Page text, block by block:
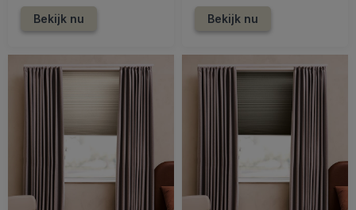
Bekijk nu Bekijk nu